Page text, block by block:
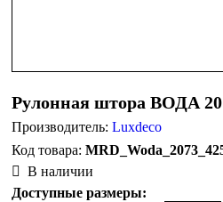
Рулонная штора ВОДА
Производитель:Luxdeco
В наличии
Доступные размеры: